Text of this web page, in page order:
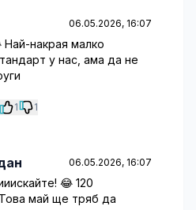
06.05.2026, 16:07
Най-накрая малко
у нас, ама да не
1 1
06.05.2026, 16:07
😂 120
май ще тряб да